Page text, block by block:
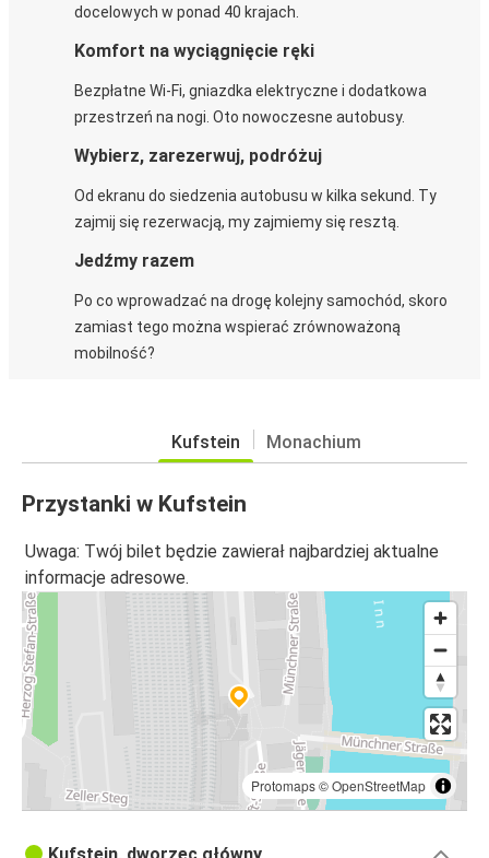
docelowych w ponad 40 krajach.
Komfort na wyciągnięcie ręki
Bezpłatne Wi-Fi, gniazdka elektryczne i dodatkowa
przestrzeń na nogi. Oto nowoczesne autobusy.
Wybierz, zarezerwuj, podróżuj
Od ekranu do siedzenia autobusu w kilka sekund. Ty
zajmij się rezerwacją, my zajmiemy się resztą.
Jedźmy razem
Po co wprowadzać na drogę kolejny samochód, skoro
zamiast tego można wspierać zrównoważoną
mobilność?
Kufstein Monachium
Przystanki w Kufstein
Uwaga: Twój bilet będzie zawierał najbardziej aktualne
informacje adresowe.
Protomaps©OpenStreetMap